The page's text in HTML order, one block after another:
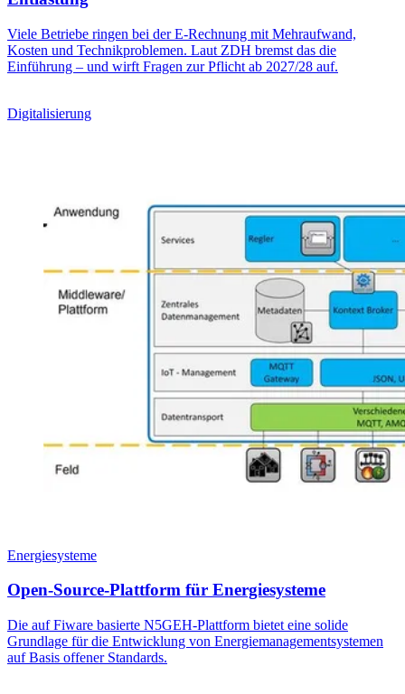
Viele Betriebe ringen bei der E-Rechnung mit Mehraufwand,
Kosten und Technikproblemen. Laut ZDH bremst das die
Einführung – und wirft Fragen zur Pflicht ab 2027/28 auf.
Digitalisierung
Energiesysteme
Open-Source-Plattform für Energiesysteme
Die auf Fiware basierte N5GEH-Plattform bietet eine solide
Grundlage für die Entwicklung von Energie­managementsystemen
auf Basis offener Standards.